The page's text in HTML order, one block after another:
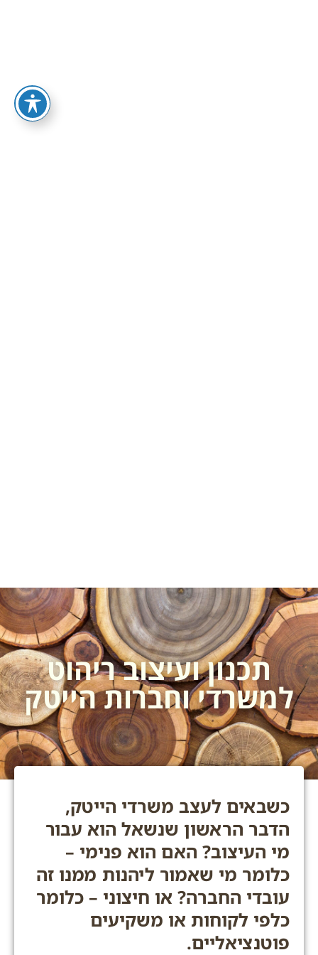
תכנון ועיצוב ריהוט
למשרדי וחברות הייטק
כשבאים לעצב משרדי הייטק,
הדבר הראשון שנשאל הוא עבור
מי העיצוב? האם הוא פנימי –
כלומר מי שאמור ליהנות ממנו זה
עובדי החברה? או חיצוני – כלומר
כלפי לקוחות או משקיעים
פוטנציאליים.